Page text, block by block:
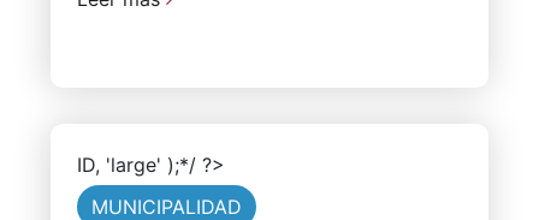
ID, 'large' );*/ ?>
MUNICIPALIDAD